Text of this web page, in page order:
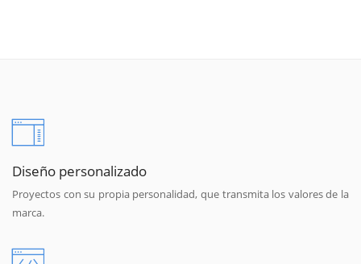
Diseño personalizado
Proyectos con su propia personalidad, que transmita los valores de la
marca.